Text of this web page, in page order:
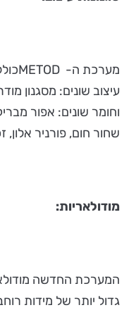
עיצוב שונים: מסגנון
וחומר שונים: אפור
שחור חום, פורניר אלון,
מודולאריות:
המערכת החדשה
גדול יותר של מידות